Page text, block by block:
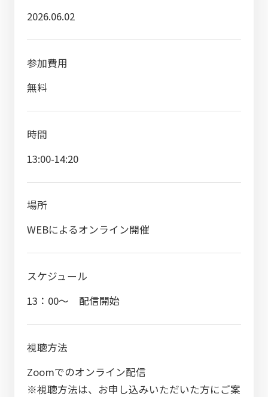
2026.06.02
参加費用
無料
時間
13:00-14:20
場所
WEBによるオンライン開催
スケジュール
13：00～ 配信開始
視聴方法
Zoomでのオンライン配信
※視聴方法は、お申し込みいただいた方にご案